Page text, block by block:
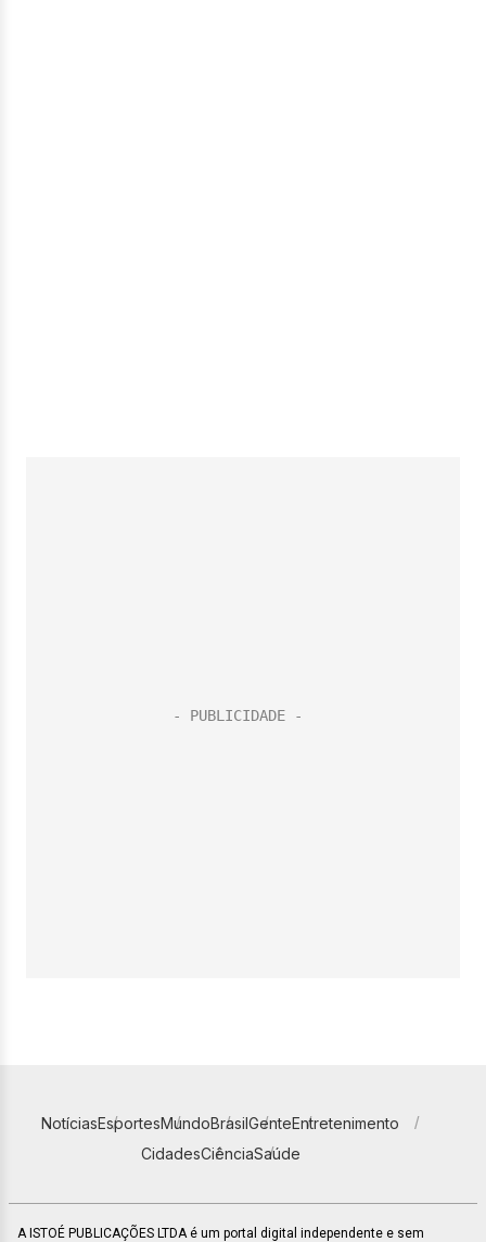
NotíciasEsportesMundoBrasilGenteEntretenimento
CidadesCiênciaSaúde
A ISTOÉ PUBLICAÇÕES LTDA é um portal digital independente e sem